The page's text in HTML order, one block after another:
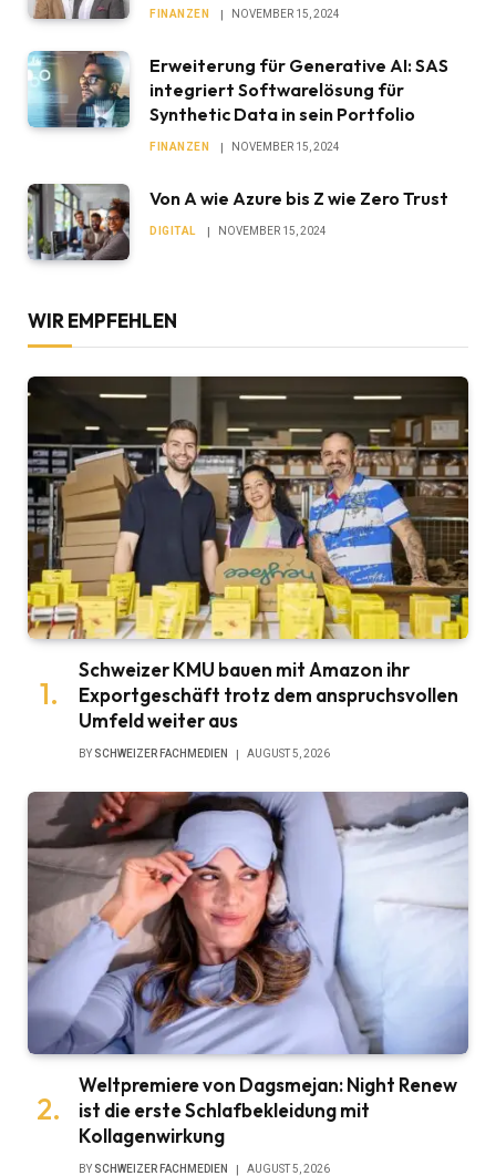
FINANZEN NOVEMBER 15, 2024
Erweiterung für Generative AI: SAS
integriert Softwarelösung für
Synthetic Data in sein Portfolio
FINANZEN NOVEMBER 15, 2024
Von A wie Azure bis Z wie Zero Trust
DIGITAL NOVEMBER 15, 2024
WIR EMPFEHLEN
Schweizer KMU bauen mit Amazon ihr
Exportgeschäft trotz dem anspruchsvollen
Umfeld weiter aus
BY SCHWEIZER FACHMEDIEN AUGUST 5, 2026
Weltpremiere von Dagsmejan: Night Renew
ist die erste Schlafbekleidung mit
Kollagenwirkung
BY SCHWEIZER FACHMEDIEN AUGUST 5, 2026